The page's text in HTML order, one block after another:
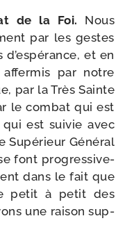
de la Foi. Nous
par les gestes
et en
par notre
par la Très Sainte
le com­bat qui est
est sui­vie avec
Supérieur Général
font pro­gres­si­ve­
dans le fait que
petit à petit des
une rai­son sup­